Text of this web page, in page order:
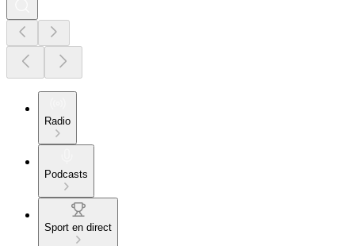
Radio
Podcasts
Sport en direct